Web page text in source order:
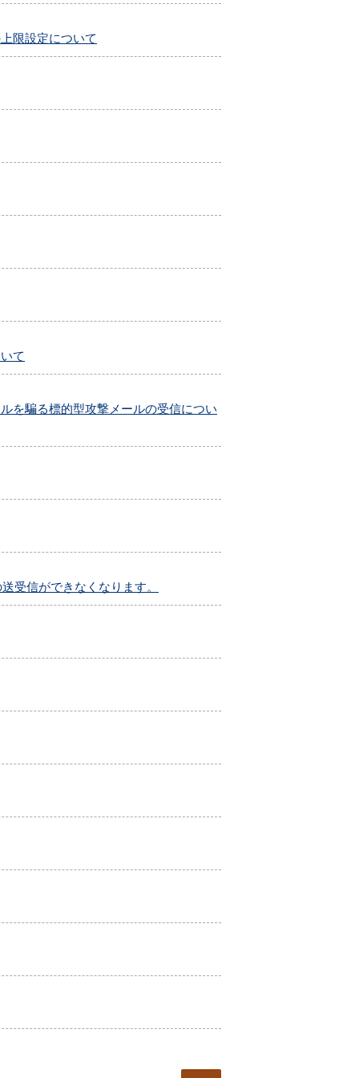
限設定について
て
を騙る標的型攻撃メールの受信につい
受信ができなくなります。